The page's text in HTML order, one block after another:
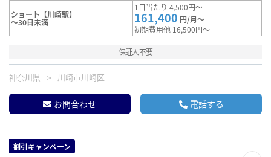
ショート【川崎駅】
～30日未満
1日当たり 4,500円～
161,400 円/月～
初期費用他 16,500円～
保証人不要
神奈川県 川崎市川崎区
お問合わせ 電話する
割引キャンペーン